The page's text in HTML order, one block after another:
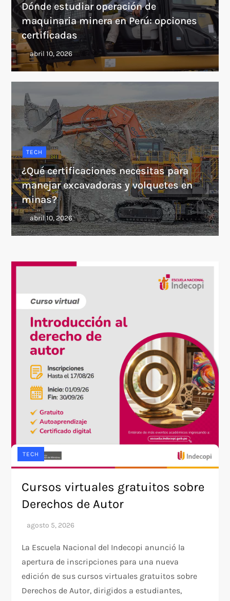
Dónde estudiar operación de
maquinaria minera en Perú: opciones
certificadas
TECH
¿Qué certificaciones necesitas para
manejar excavadoras y volquetes en
minas?
TECH
Cursos virtuales gratuitos sobre
Derechos de Autor
La Escuela Nacional del Indecopi anunció la
apertura de inscripciones para una nueva
edición de sus cursos virtuales gratuitos sobre
Derechos de Autor, dirigidos a estudiantes,